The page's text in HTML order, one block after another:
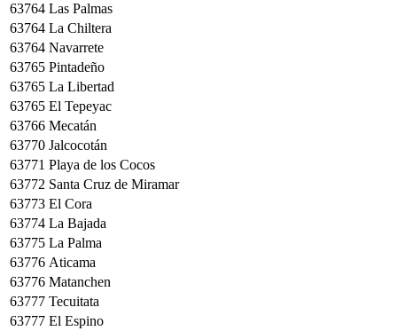
63764 Las Palmas
63764 La Chiltera
63764 Navarrete
63765 Pintadeño
63765 La Libertad
63765 El Tepeyac
63766 Mecatán
63770 Jalcocotán
63771 Playa de los Cocos
63772 Santa Cruz de Miramar
63773 El Cora
63774 La Bajada
63775 La Palma
63776 Aticama
63776 Matanchen
63777 Tecuitata
63777 El Espino